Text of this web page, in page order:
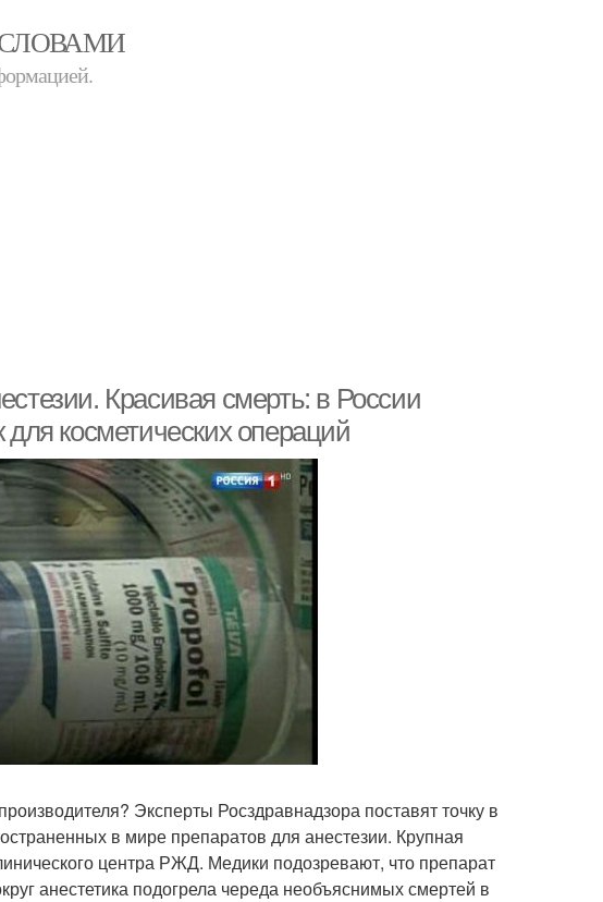
Красивая смерть: в России
для косметических операций
Эксперты Росздравнадзора поставят точку в
в мире препаратов для анестезии. Крупная
центра РЖД. Медики подозревают, что препарат
анестетика подогрела череда необъяснимых смертей в